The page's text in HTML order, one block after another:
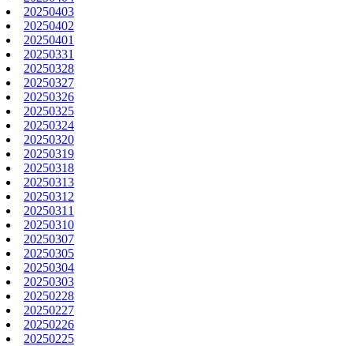
20250403
20250402
20250401
20250331
20250328
20250327
20250326
20250325
20250324
20250320
20250319
20250318
20250313
20250312
20250311
20250310
20250307
20250305
20250304
20250303
20250228
20250227
20250226
20250225